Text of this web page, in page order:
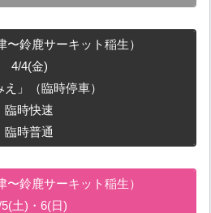
〜鈴鹿サーキット稲生）
4/4(金)
」（臨時停車）
臨時快速
臨時普通
〜鈴鹿サーキット稲生）
土)・6(日)